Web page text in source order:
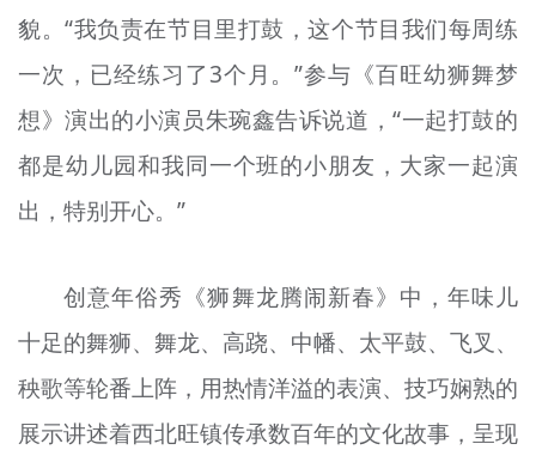
貌。“我负责在节目里打鼓，这个节目我们每周练
一次，已经练习了3个月。”参与《百旺幼狮舞梦
想》演出的小演员朱琬鑫告诉说道，“一起打鼓的
都是幼儿园和我同一个班的小朋友，大家一起演
出，特别开心。”
创意年俗秀《狮舞龙腾闹新春》中，年味儿
十足的舞狮、舞龙、高跷、中幡、太平鼓、飞叉、
秧歌等轮番上阵，用热情洋溢的表演、技巧娴熟的
展示讲述着西北旺镇传承数百年的文化故事，呈现